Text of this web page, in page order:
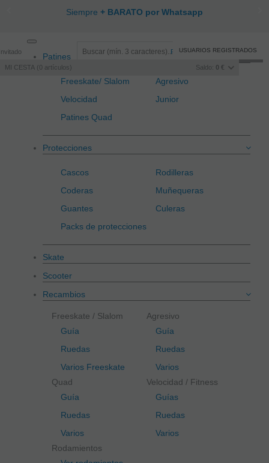
Siempre + BARATO por Whatsapp
Registro/Iniciar sesión
MI CESTA 0 artículos Saldo: 0 €
USUARIOS REGISTRADOS
navigation
Patines
Freeskate/ Slalom
Agresivo
Velocidad
Junior
Patines Quad
Protecciones
Cascos
Rodilleras
Coderas
Muñequeras
Guantes
Culeras
Packs de protecciones
Skate
Scooter
Recambios
Freeskate / Slalom
Guía
Ruedas
Varios Freeskate
Agresivo
Guía
Ruedas
Varios
Quad
Guía
Ruedas
Varios
Velocidad / Fitness
Guías
Ruedas
Varios
Rodamientos